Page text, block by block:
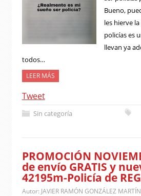
Bueno,
les hierve
policías es
llevan ya
todos…
LEER MÁS
Tweet
Sin categoría
PROMOCIÓN
de envío GRATIS y
42195m-Policía de
Autor: JAVIER RAMÓN GONZÁLEZ